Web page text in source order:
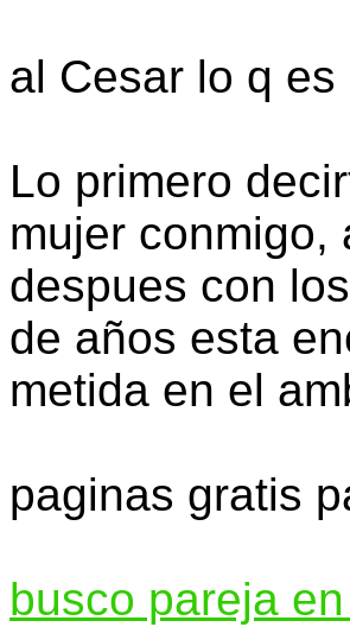
al Cesar lo q
Lo primero
mujer conmigo,
despues con
de años esta
metida en el
paginas gratis
busco pareja